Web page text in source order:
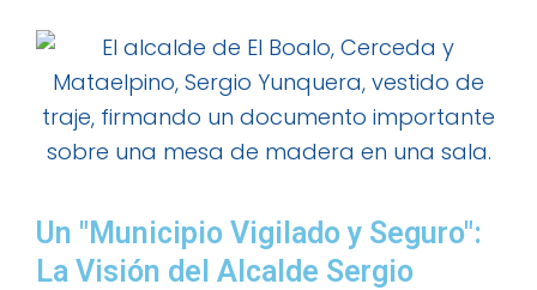
Un "Municipio Vigilado y Seguro":
La Visión del Alcalde Sergio